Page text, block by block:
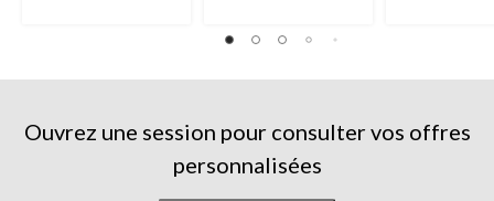
Ouvrez une session pour consulter vos offres
personnalisées